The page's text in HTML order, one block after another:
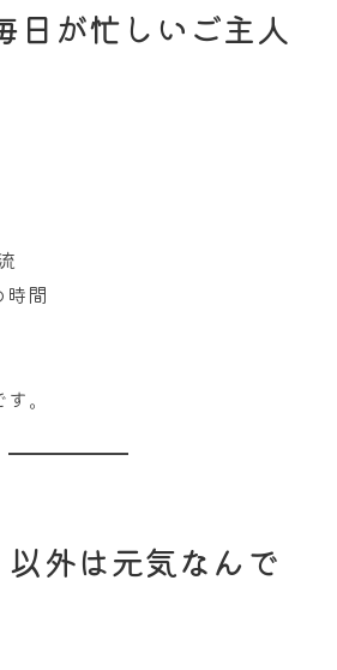
日が忙しいご主人
間
。
以外は元気なんで